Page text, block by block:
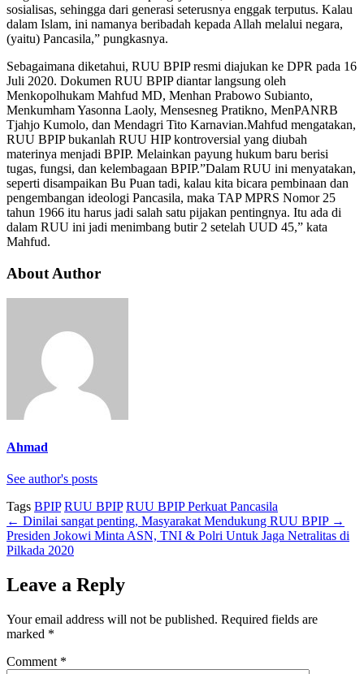
sosialisas, sehingga dari generasi seterusnya enggak terputus. Kalau
dalam Islam, ini namanya beribadah kepada Allah melalui negara,
(yaitu) Pancasila,” pungkasnya.
Sebagaimana diketahui, RUU BPIP resmi diajukan ke DPR pada 16
Juli 2020. Dokumen RUU BPIP diantar langsung oleh
Menkopolhukam Mahfud MD, Menhan Prabowo Subianto,
Menkumham Yasonna Laoly, Mensesneg Pratikno, MenPANRB
Tjahjo Kumolo, dan Mendagri Tito Karnavian.Mahfud mengatakan,
RUU BPIP bukanlah RUU HIP kontroversial yang diubah
materinya menjadi BPIP. Melainkan payung hukum baru berisi
tugas, fungsi, dan kelembagaan BPIP.”Dalam RUU ini menyatakan,
seperti disampaikan Bu Puan tadi, kalau kita bicara pembinaan dan
pengembangan ideologi Pancasila, maka TAP MPRS Nomor 25
tahun 1966 itu harus jadi salah satu pijakan pentingnya. Itu ada di
dalam RUU ini jadi menimbang butir 2 setelah UUD 45,” kata
Mahfud.
About Author
Ahmad
See author's posts
Tags BPIP RUU BPIP RUU BPIP Perkuat Pancasila
← Dinilai sangat penting, Masyarakat Mendukung RUU BPIP →
Presiden Jokowi Minta ASN, TNI & Polri Untuk Jaga Netralitas di
Pilkada 2020
Leave a Reply
Your email address will not be published. Required fields are
marked *
Comment *